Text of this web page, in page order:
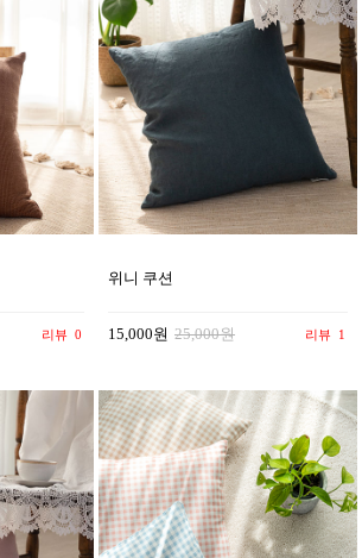
리뷰 0
위니 쿠션
15,000원 25,000원 리뷰 1